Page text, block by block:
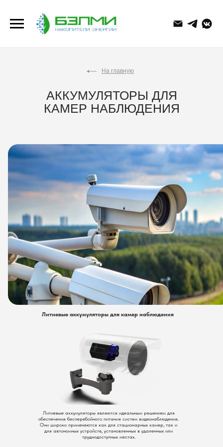
АККУМУЛЯТОРЫ ДЛЯ
КАМЕР НАБЛЮДЕНИЯ
На главную
Литиевые аккумуляторы являются идеальным решением для
обеспечения бесперебойного питания систем видеонаблюдения.
Они широко применяются как для стационарных камер, так и
для автономных устройств, установленных в удаленных или
труднодоступных местах.
Литиевые аккумуляторы для камер наблюдения